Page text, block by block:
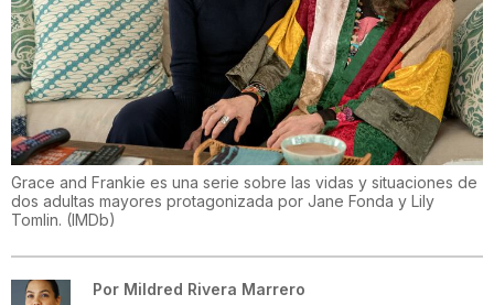
Grace and Frankie es una serie sobre las vidas y situaciones de
dos adultas mayores protagonizada por Jane Fonda y Lily
Tomlin. (IMDb)
Por Mildred Rivera Marrero